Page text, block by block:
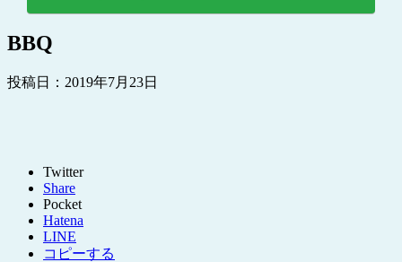
BBQ
投稿日： 2019年7月23日
Twitter
Share
Pocket
Hatena
LINE
コピーする